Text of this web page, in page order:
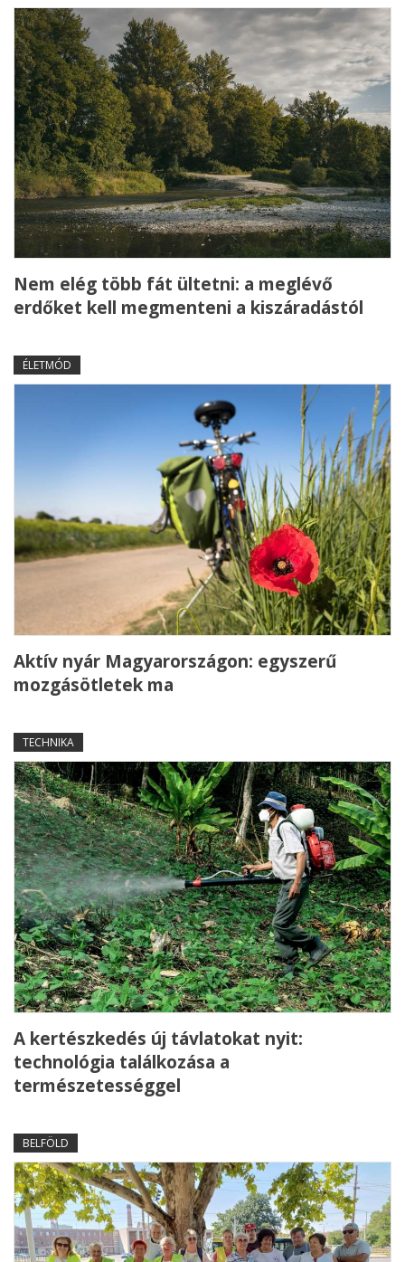
Nem elég több fát ültetni: a meglévő
erdőket kell megmenteni a kiszáradástól
ÉLETMÓD
Aktív nyár Magyarországon: egyszerű
mozgásötletek ma
TECHNIKA
A kertészkedés új távlatokat nyit:
technológia találkozása a
természetességgel
BELFÖLD